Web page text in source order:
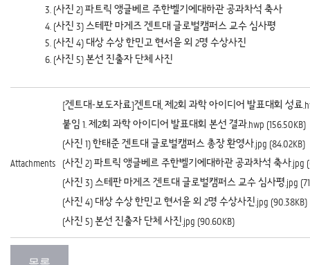
3. (사진 2) 파트릭 앵글베르 주한벨기에대하관 공과차석 축사
4. (사진 3) 스테판 마게즈 겐트대 글로벌캠퍼스 교수 심사평
5. (사진 4) 대상 수상 한민고 현서윤 외 2명 수상사진
6. (사진 5) 본선 진출자 단체 사진
Attachments
[겐트대-보도자료]겐트대, 제2회 과학 아이디어 발표대회 성료
붙임 1. 제2회 과학 아이디어 발표대회 본선 결과.hwp (156.50KB)
(사진 1) 한태준 겐트대 글로벌캠퍼스 총장 환영사.jpg (84.02KB)
(사진 2) 파트릭 앵글베르 주한벨기에대하관 공과차석 축사.jpg
(사진 3) 스테판 마게즈 겐트대 글로벌캠퍼스 교수 심사평.jpg
(사진 4) 대상 수상 한민고 현서윤 외 2명 수상사진.jpg (90.38KB)
(사진 5) 본선 진출자 단체 사진.jpg (90.60KB)